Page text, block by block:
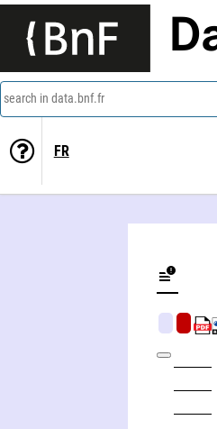
search in data.bnf.fr
FR